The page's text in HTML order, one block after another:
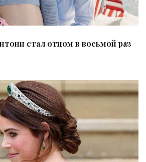
стал отцом в восьмой раз